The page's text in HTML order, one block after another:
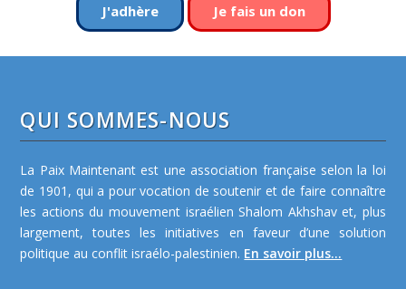
J'adhère Je fais un don
QUI SOMMES-NOUS
La Paix Maintenant est une association française selon la loi
de 1901, qui a pour vocation de soutenir et de faire connaître
les actions du mouvement israélien Shalom Akhshav et, plus
largement, toutes les initiatives en faveur d’une solution
politique au conflit israélo-palestinien. En savoir plus...